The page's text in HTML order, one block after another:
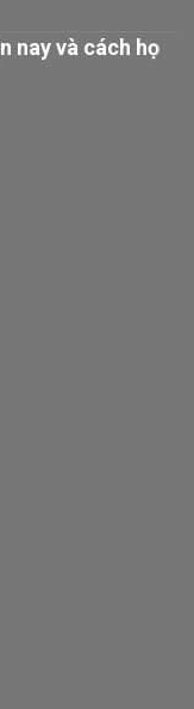
nay và cách họ